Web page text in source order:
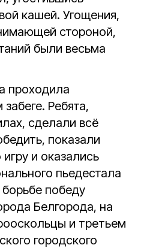
кашей. Угощения,
стороной,
были весьма
проходила
Ребята,
сделали всё
показали
и оказались
пьедестала
победу
Белгорода, на
и третьем
городского